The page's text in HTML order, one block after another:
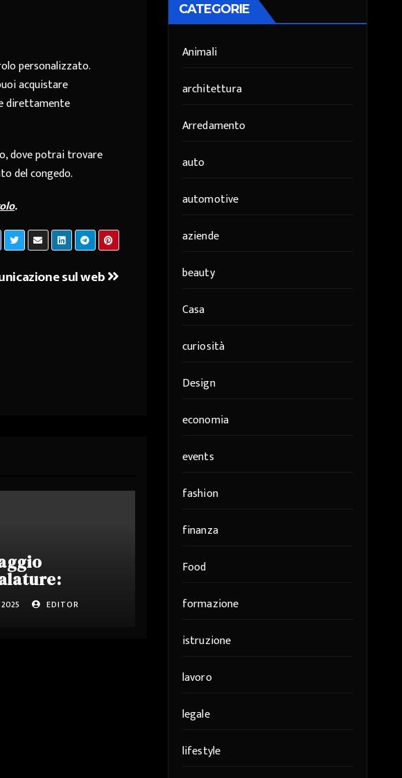
personalizzato.
acquistare
direttamente
dove potrai trovare
del congedo.
.
sul web
a
per
EDITOR
CATEGORIE
Animali
architettura
Arredamento
auto
automotive
aziende
beauty
Casa
curiosità
Design
economia
events
fashion
finanza
Food
formazione
istruzione
lavoro
legale
lifestyle